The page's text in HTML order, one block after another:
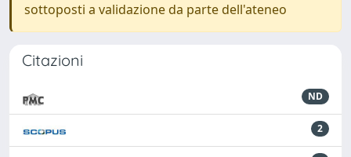
sottoposti a validazione da parte dell'ateneo
Citazioni
ND
2